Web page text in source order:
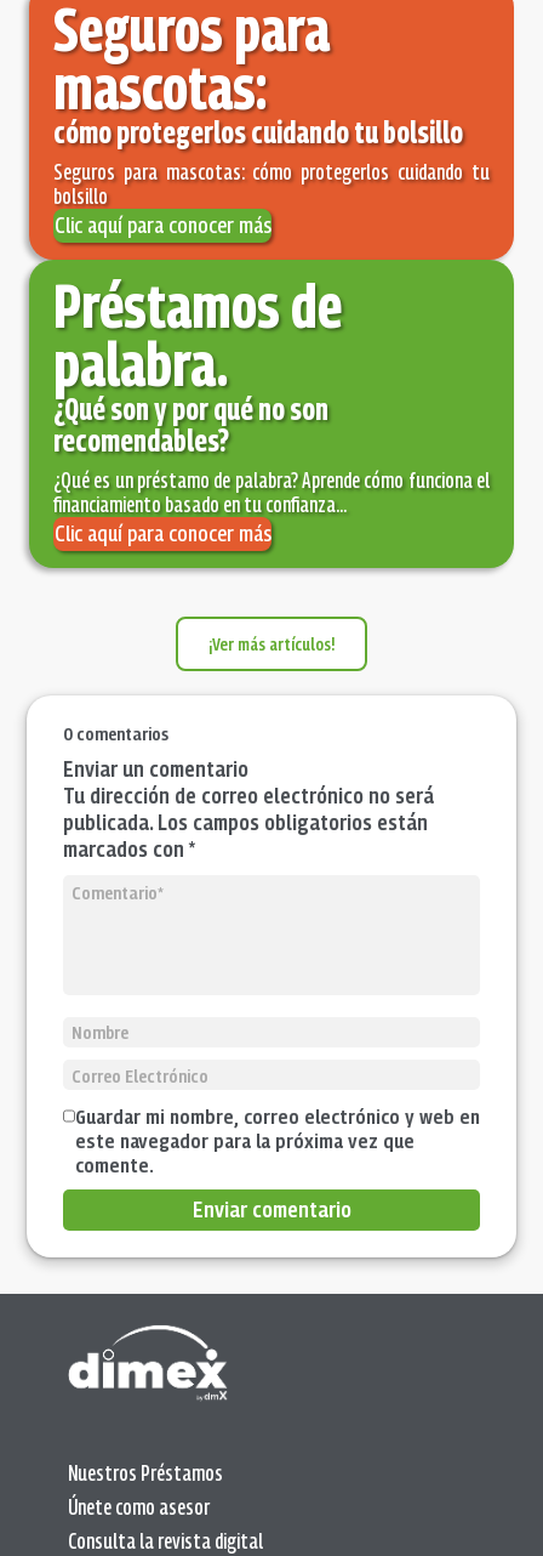
Seguros para
mascotas:
cómo protegerlos cuidando tu bolsillo
Seguros para mascotas: cómo protegerlos cuidando tu
bolsillo
Clic aquí para conocer más
Préstamos de
palabra.
¿Qué son y por qué no son
recomendables?
¿Qué es un préstamo de palabra? Aprende cómo funciona el
financiamiento basado en tu confianza...
Clic aquí para conocer más
¡Ver más artículos!
0 comentarios
Enviar un comentario
Tu dirección de correo electrónico no será
publicada. Los campos obligatorios están
marcados con *
Guardar mi nombre, correo electrónico y web en
este navegador para la próxima vez que
comente.
Enviar comentario
Nuestros Préstamos
Únete como asesor
Consulta la revista digital